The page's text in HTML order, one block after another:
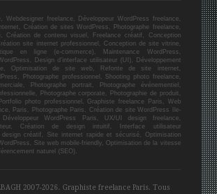
Webdesigner freelance, Développeur WordPress freelance,
Création de sites WordPress, Photographe freelance,
Création de contenu visuel, Freelance créatif, Conception
site internet professionnel, Conception de site vitrine,
en ligne (e-commerce), Maintenance WordPress,
Design d’interface utilisateur (UI), Développement
Optimisation de site web, Refonte de site internet,
Photographe professionnel, Shooting photo freelance,
Photographe portrait, Photographe événementiel,
Photographe corporate, Photographie de produit,
photo professionnel, Graphiste freelance Paris, Web
Paris, Photographe Paris, Création de site WordPress Ile-
WordPress Paris, UX/UI design freelance,
Création de design intuitif, Interface utilisateur
design créatif, Site internet rapide et sécurisé, Optimisation
Site web mobile-friendly, Optimisation de la vitesse
naturel (SEO).
2007-2026. Graphiste freelance Paris. Tous